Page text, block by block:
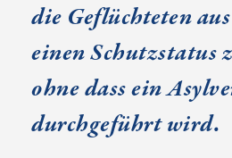
die Geflüchteten
einen Schutzstatus
ohne dass ein
durchgeführt wird.